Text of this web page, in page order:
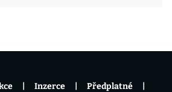
Inzerce Předplatné